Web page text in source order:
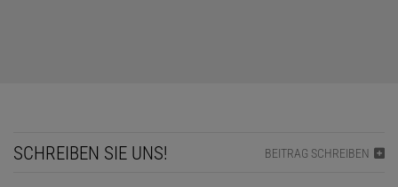
SCHREIBEN SIE UNS! BEITRAG SCHREIBEN